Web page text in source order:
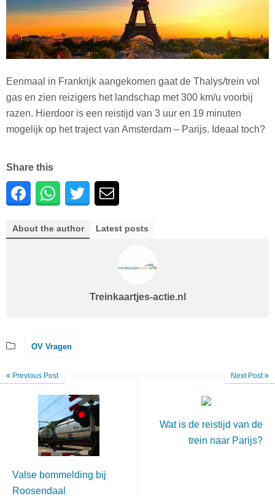
Eenmaal in Frankrijk aangekomen gaat de Thalys/trein vol
gas en zien reizigers het landschap met 300 km/u voorbij
razen. Hierdoor is een reistijd van 3 uur en 19 minuten
mogelijk op het traject van Amsterdam – Parijs. Ideaal toch?
Share this
About the author Latest posts
Treinkaartjes-actie.nl
OV Vragen
Previous Post
Valse bommelding bij
Roosendaal
Next Post
Wat is de reistijd van de
trein naar Parijs?